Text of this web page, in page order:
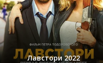
Лавстори 2022